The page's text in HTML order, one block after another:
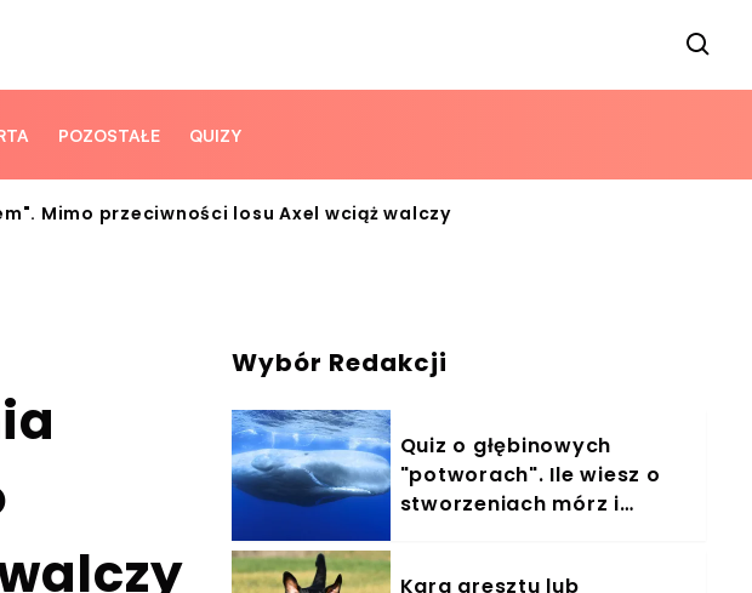
POZOSTAŁE QUIZY
Mimo przeciwności losu Axel wciąż walczy
Wybór Redakcji
Quiz o głębinowych
"potworach". Ile wiesz o
stworzeniach mórz i
Kara aresztu lub